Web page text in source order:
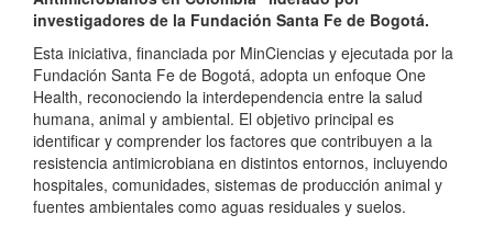
investigadores de la Fundación Santa Fe de Bogotá.
Esta iniciativa, financiada por MinCiencias y ejecutada por la
Fundación Santa Fe de Bogotá, adopta un enfoque One
Health, reconociendo la interdependencia entre la salud
humana, animal y ambiental. El objetivo principal es
identificar y comprender los factores que contribuyen a la
resistencia antimicrobiana en distintos entornos, incluyendo
hospitales, comunidades, sistemas de producción animal y
fuentes ambientales como aguas residuales y suelos.